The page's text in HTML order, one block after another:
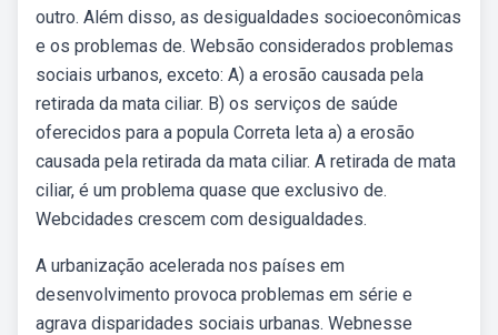
outro. Além disso, as desigualdades socioeconômicas
e os problemas de. Websão considerados problemas
sociais urbanos, exceto: A) a erosão causada pela
retirada da mata ciliar. B) os serviços de saúde
oferecidos para a popula Correta leta a) a erosão
causada pela retirada da mata ciliar. A retirada de mata
ciliar, é um problema quase que exclusivo de.
Webcidades crescem com desigualdades.
A urbanização acelerada nos países em
desenvolvimento provoca problemas em série e
agrava disparidades sociais urbanas. Webnesse